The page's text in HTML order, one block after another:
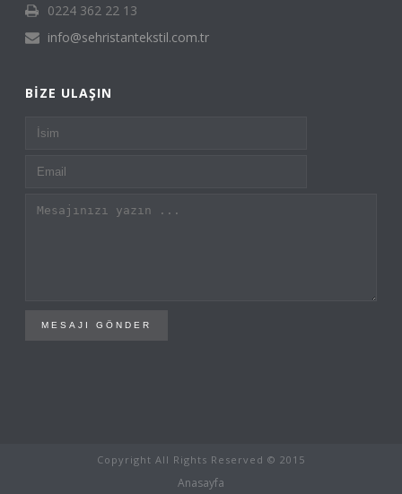
0224 362 22 13
info@sehristantekstil.com.tr
BIZE ULAŞIN
MESAJI GÖNDER
Copyright All Rights Reserved © 2015
Anasayfa